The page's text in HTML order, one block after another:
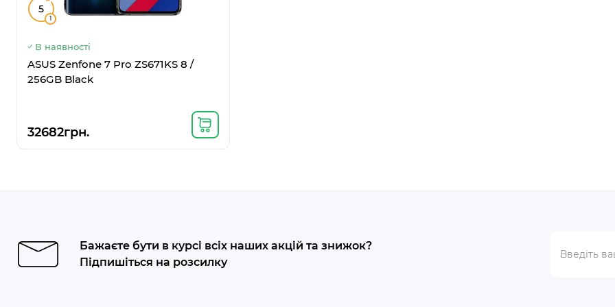
5
1
В наявності
ASUS Zenfone 7 Pro ZS671KS 8 /
256GB Black
32682грн.
Бажаєте бути в курсі всіх наших акцій та знижок?
Підпишіться на розсилку